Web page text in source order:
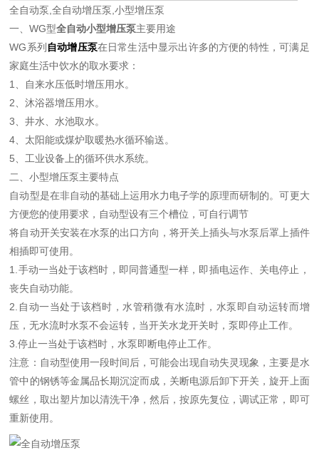
全自动泵,全自动增压泵,小型增压泵
一、WG型全自动小型增压泵主要用途
WG系列 自动增压泵在日常生活中显示出许多的方便的特性，可满足
家庭生活中饮水的取水要求：
1、自来水压低时增压用水。
2、沐浴器增压用水。
3、井水、水池取水。
4、太阳能或煤炉取暖热水循环输送。
5、工业设备上的循环供水系统。
二、小型增压泵主要特点
自动型是在非自动的基础上运用水力电子学的原理而研制的。可更大
方便您的使用要求，自动型设有三个槽位，可自行调节
将自动开关安装在水泵的出口方向，将开关上插头与水泵后罩上插件
相插即可使用。
1.手动一当处于该档时，即同普通型一样，即插电运作、关电停止，
丧失自动功能。
2.自动一当处于该档时，水管稍微有水流时，水泵即自动运转而增
压，无水流时水泵不会运转，当开关水龙开关时，泵即停止工作。
3.停止一当处于该档时，水泵即断电停止工作。
注意：自动型使用一段时间后，可能会出现自动失灵现象，主要是水
管中的钢锈等金属品长期沉淀而成，关断电源后卸下开关，旋开上面
螺丝，取出塑片加以清洗干净，然后，按原先复位，调试正常，即可
重新使用。